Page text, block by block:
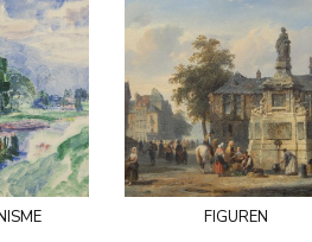
figuren